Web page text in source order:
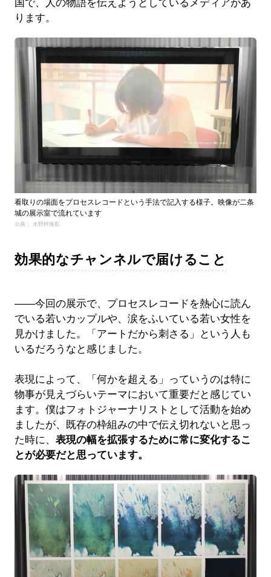
国で、人の物語を伝えようとしているメディアがあ
ります。
看取りの場面をプロセスレコードという手法で記入する様子。映像が二条
城の展示室で流れています
出典： 水野梓撮影
効果的なチャンネルで届けること
――今回の展示で、プロセスレコードを熱心に読ん
でいる若いカップルや、涙をふいている若い女性を
見かけました。「アートだから刺さる」という人も
いるだろうなと感じました。
表現によって、「何かを超える」っていうのは特に
物事が見えづらいテーマにおいて重要だと感じてい
ます。僕はフォトジャーナリストとして活動を始め
ましたが、既存の枠組みの中で伝え切れないと思っ
た時に、 表現の幅を拡張するために常に変化するこ
とが必要だと思っています。